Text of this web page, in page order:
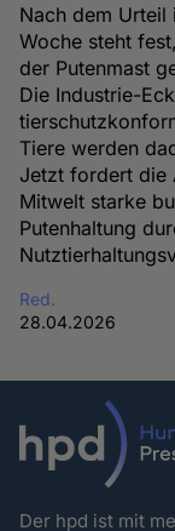
Nach dem Urteil
Woche steht
der Putenmast
Die Industrie-
Tiere werden
Jetzt fordert die
Mitwelt starke
Putenhaltung
Red.
28.04.2026
Der hpd ist mit